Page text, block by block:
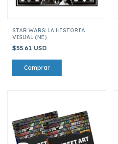
STAR WARS: LA HISTORIA
VISUAL (NE)
$55.61 USD